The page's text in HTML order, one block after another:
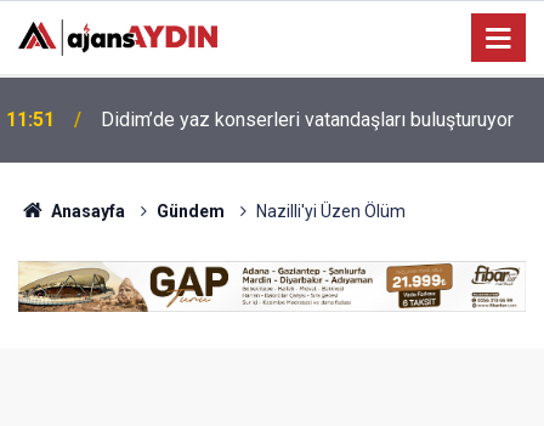
10:24
düşünmeyi öğreniyor
Anasayfa Gündem Nazilli'yi Üzen Ölüm